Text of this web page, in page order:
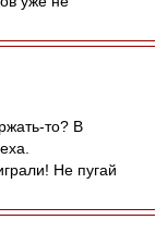
то? В
Не пугай